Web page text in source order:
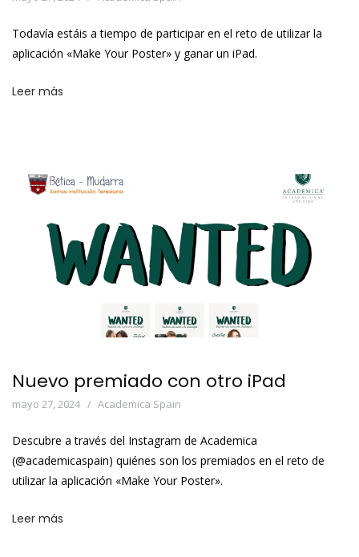
Todavía estáis a tiempo de participar en el reto de utilizar la
aplicación «Make Your Poster» y ganar un iPad.
Leer más
Nuevo premiado con otro iPad
mayo 27, 2024 Academica Spain
Descubre a través del Instagram de Academica
(@academicaspain) quiénes son los premiados en el reto de
utilizar la aplicación «Make Your Poster».
Leer más